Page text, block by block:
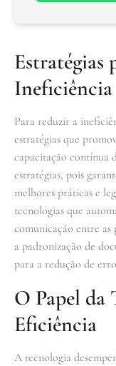
Estratégias
Ineficiência
Para reduzir a
estratégias que
capacitação contínua
estratégias, pois
melhores práticas e
tecnologias que
comunicação entre as
a padronização de
para a redução de
O Papel da
Eficiência
A tecnologia